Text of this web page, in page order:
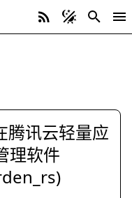
腾讯云轻量应
理软件